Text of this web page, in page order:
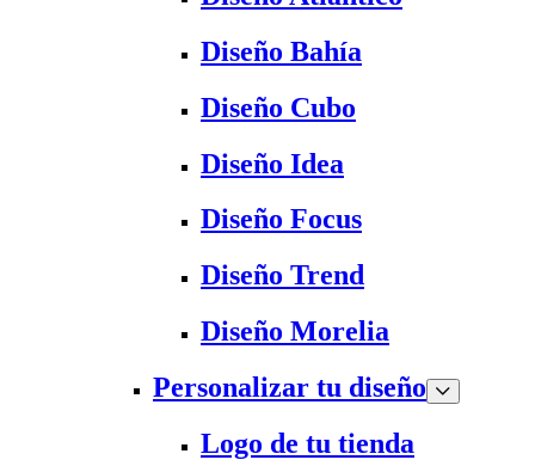
Diseño Bahía
Diseño Cubo
Diseño Idea
Diseño Focus
Diseño Trend
Diseño Morelia
Personalizar tu diseño
Logo de tu tienda